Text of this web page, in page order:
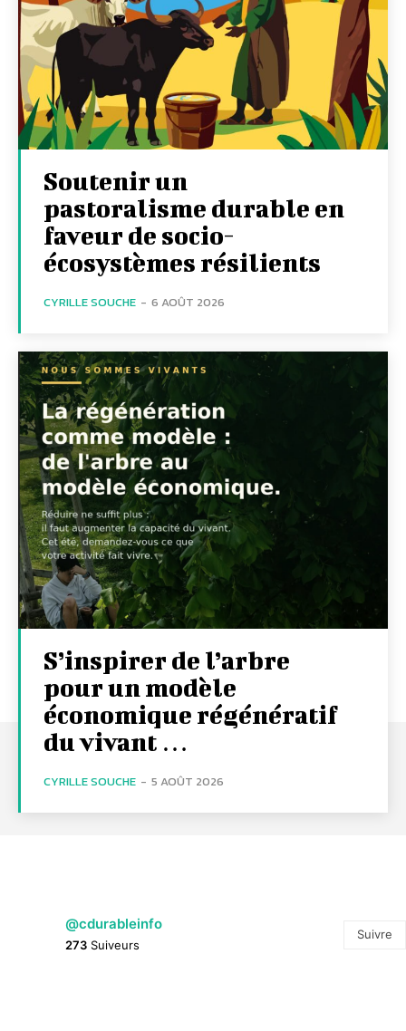
Soutenir un
pastoralisme durable en
faveur de socio-
écosystèmes résilients
CYRILLE SOUCHE - 6 AOÛT 2026
S’inspirer de l’arbre
pour un modèle
économique régénératif
du vivant …
CYRILLE SOUCHE - 5 AOÛT 2026
@cdurableinfo
273 Suiveurs
Suivre